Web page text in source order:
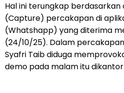
Hal ini terungkap
(Capture) percakapan di
(Whatshapp) yang diterima
(24/10/25). Dalam
Syafri Taib diduga
demo pada malam itu dikantor